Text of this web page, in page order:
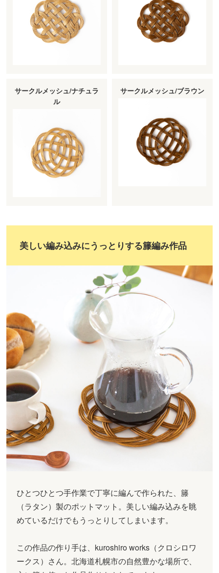
サークルメッシュ/ナチュラ
ル
サークルメッシュ/ブラウン
美しい編み込みにうっとりする籐編み作品
ひとつひとつ手作業で丁寧に編んで作られた、籐
（ラタン）製のポットマット。美しい編み込みを眺
めているだけでもうっとりしてしまいます。
この作品の作り手は、kuroshiro works（クロシロワ
ークス）さん。北海道札幌市の自然豊かな場所で、